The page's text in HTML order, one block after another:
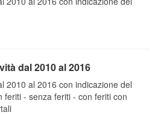
dal 2010 al 2016
2010 al 2016 con indicazione del
feriti - senza feriti - con feriti con